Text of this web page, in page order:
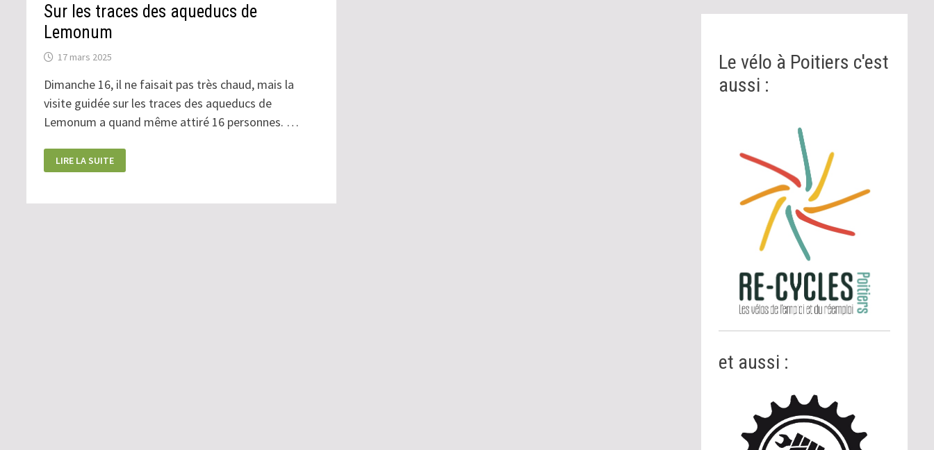
Sur les traces des aqueducs de
Lemonum
17 mars 2025
Dimanche 16, il ne faisait pas très chaud, mais la
visite guidée sur les traces des aqueducs de
Lemonum a quand même attiré 16 personnes. …
LES
TRACES
DE
LIRE LA SUITE
Le vélo à Poitiers c'est
aussi :
et aussi :